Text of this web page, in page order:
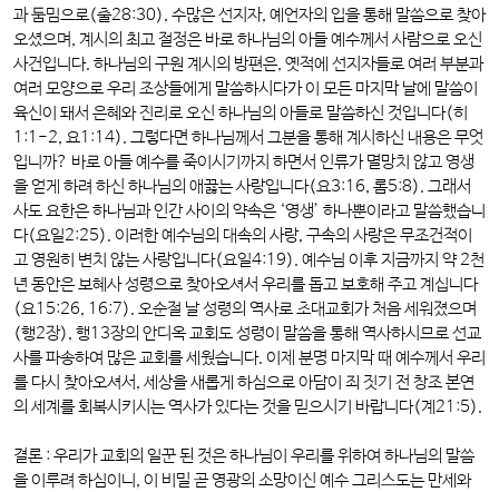
과 둠밈으로(출28:30), 수많은 선지자, 예언자의 입을 통해 말씀으로 찾아
오셨으며, 계시의 최고 절정은 바로 하나님의 아들 예수께서 사람으로 오신
사건입니다. 하나님의 구원 계시의 방편은, 옛적에 선지자들로 여러 부분과
여러 모양으로 우리 조상들에게 말씀하시다가 이 모든 마지막 날에 말씀이
육신이 돼서 은혜와 진리로 오신 하나님의 아들로 말씀하신 것입니다(히
1:1-2, 요1:14). 그렇다면 하나님께서 그분을 통해 계시하신 내용은 무엇
입니까? 바로 아들 예수를 죽이시기까지 하면서 인류가 멸망치 않고 영생
을 얻게 하려 하신 하나님의 애끓는 사랑입니다(요3:16, 롬5:8). 그래서
사도 요한은 하나님과 인간 사이의 약속은 ‘영생’ 하나뿐이라고 말씀했습니
다(요일2:25). 이러한 예수님의 대속의 사랑, 구속의 사랑은 무조건적이
고 영원히 변치 않는 사랑입니다(요일4:19). 예수님 이후 지금까지 약 2천
년 동안은 보혜사 성령으로 찾아오셔서 우리를 돕고 보호해 주고 계십니다
(요15:26, 16:7). 오순절 날 성령의 역사로 초대교회가 처음 세워졌으며
(행2장), 행13장의 안디옥 교회도 성령이 말씀을 통해 역사하시므로 선교
사를 파송하여 많은 교회를 세웠습니다. 이제 분명 마지막 때 예수께서 우리
를 다시 찾아오셔서, 세상을 새롭게 하심으로 아담이 죄 짓기 전 창조 본연
의 세계를 회복시키시는 역사가 있다는 것을 믿으시기 바랍니다(계21:5).
결론 : 우리가 교회의 일꾼 된 것은 하나님이 우리를 위하여 하나님의 말씀
을 이루려 하심이니, 이 비밀 곧 영광의 소망이신 예수 그리스도는 만세와